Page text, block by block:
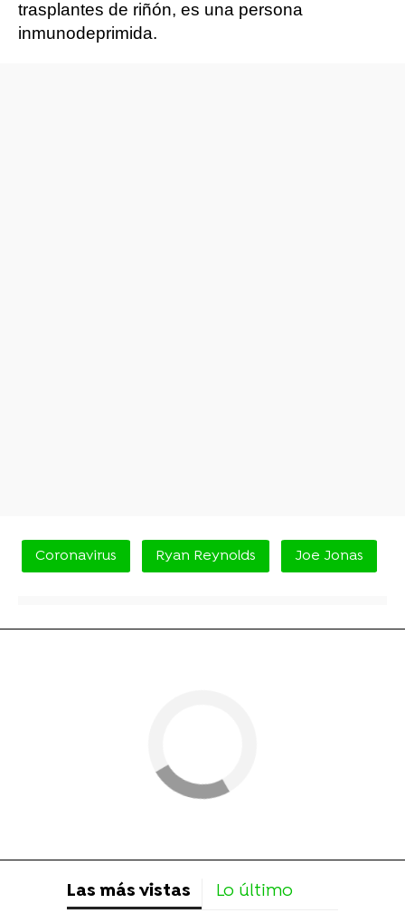
trasplantes de riñón, es una persona
inmunodeprimida.
Coronavirus Ryan Reynolds Joe Jonas
Las más vistas Lo último